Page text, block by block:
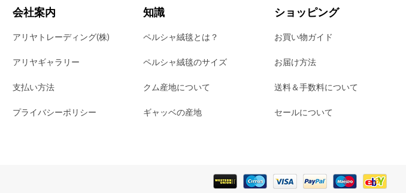
会社案内
アリヤトレーディング(株)
アリヤギャラリー
支払い方法
プライバシーポリシー
知識
ペルシャ絨毯とは？
ペルシャ絨毯のサイズ
クム産地について
ギャッベの産地
ショッピング
お買い物ガイド
お届け方法
送料＆手数料について
セールについて